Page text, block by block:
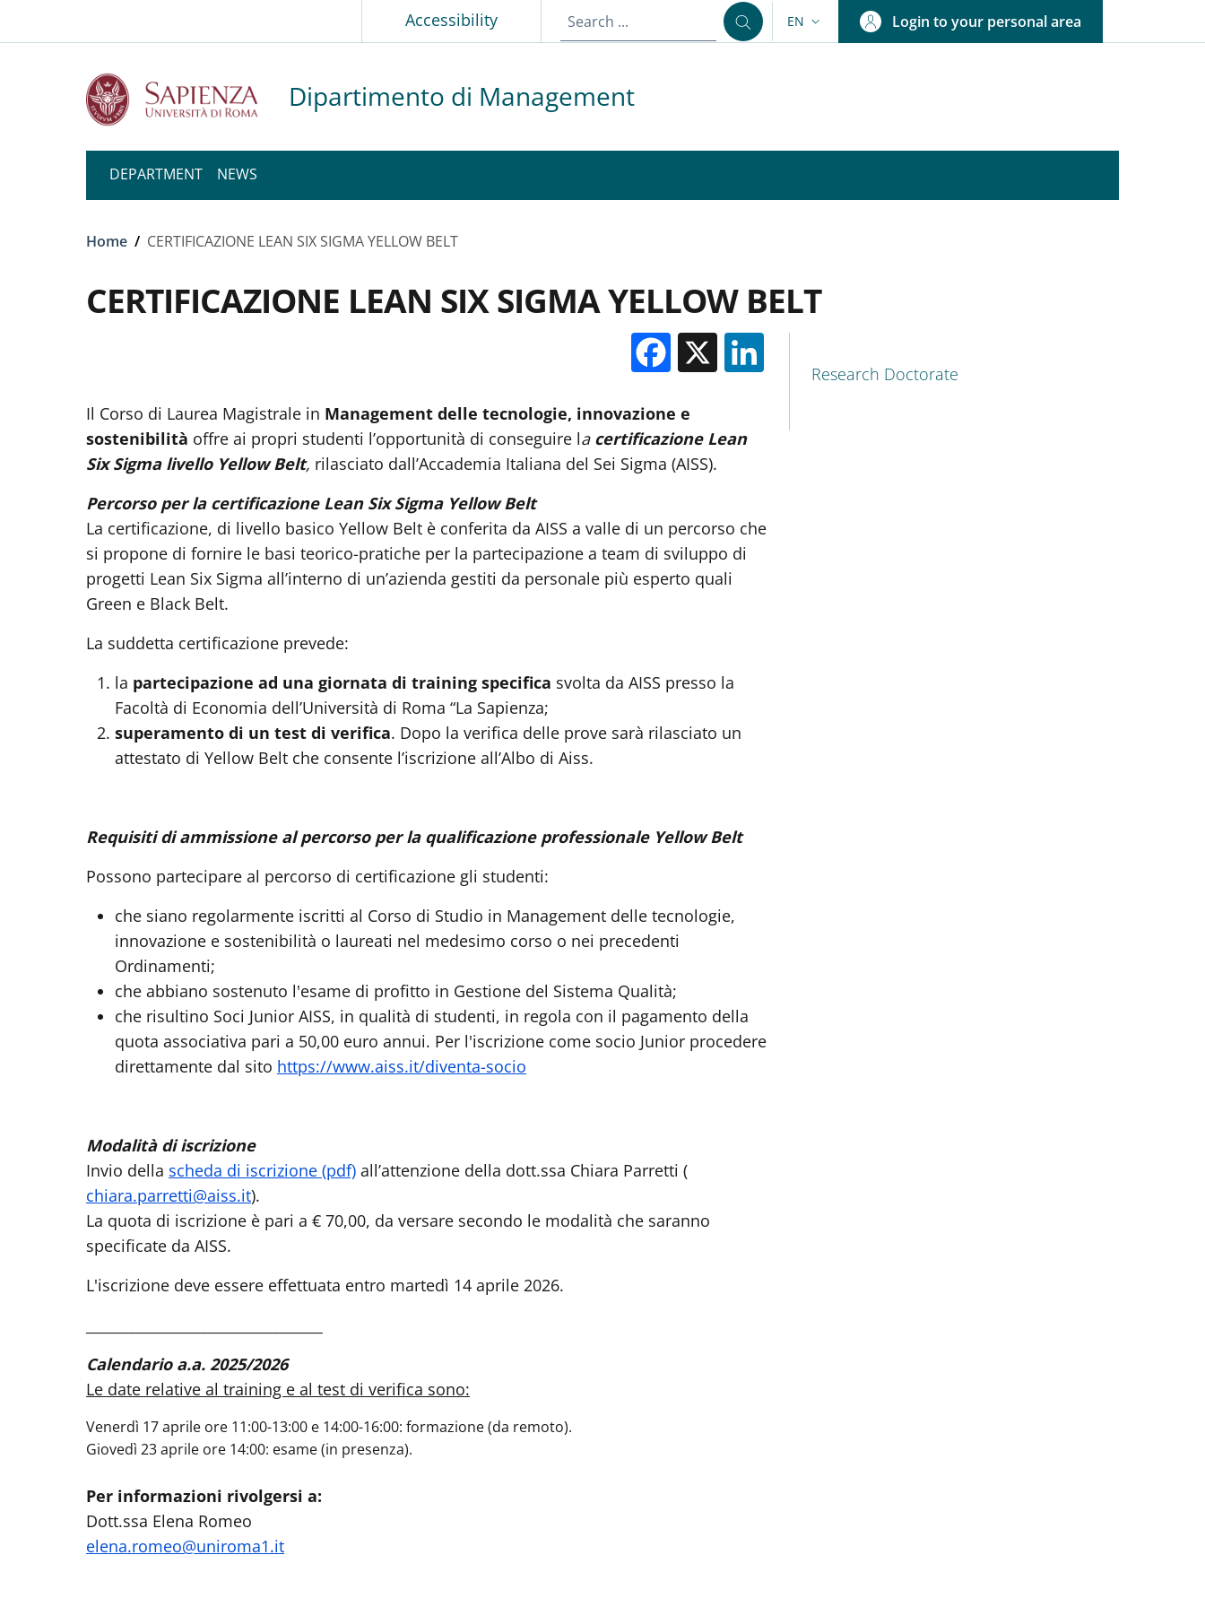
Slim topAccessibility LANGUAGE SWITCHER: CURRENT LANGUAGE
EN Login to your personal area
Dipartimento di Management
DEPARTMENT NEWS
Breadcrumb
Home / CERTIFICAZIONE LEAN SIX SIGMA YELLOW BELT
CERTIFICAZIONE LEAN SIX SIGMA YELLOW BELT
Facebook
X
Il Corso di Laurea Magistrale in Management delle tecnologie, innovazione e
sostenibilità offre ai propri studenti l’opportunità di conseguire la certificazione Lean
Six Sigma livello Yellow Belt, rilasciato dall’Accademia Italiana del Sei Sigma (AISS).
Percorso per la certificazione Lean Six Sigma Yellow Belt
La certificazione, di livello basico Yellow Belt è conferita da AISS a valle di un percorso che
si propone di fornire le basi teorico-pratiche per la partecipazione a team di sviluppo di
progetti Lean Six Sigma all’interno di un’azienda gestiti da personale più esperto quali
Green e Black Belt.
La suddetta certificazione prevede:
la partecipazione ad una giornata di training specifica svolta da AISS presso la
Facoltà di Economia dell’Università di Roma “La Sapienza;
superamento di un test di verifica. Dopo la verifica delle prove sarà rilasciato un
attestato di Yellow Belt che consente l’iscrizione all’Albo di Aiss.
Requisiti di ammissione al percorso per la qualificazione professionale Yellow Belt
Possono partecipare al percorso di certificazione gli studenti:
che siano regolarmente iscritti al Corso di Studio in Management delle tecnologie,
innovazione e sostenibilità o laureati nel medesimo corso o nei precedenti
Ordinamenti;
che abbiano sostenuto l'esame di profitto in Gestione del Sistema Qualità;
che risultino Soci Junior AISS, in qualità di studenti, in regola con il pagamento della
quota associativa pari a 50,00 euro annui. Per l'iscrizione come socio Junior procedere
direttamente dal sito https://www.aiss.it/diventa-socio
Modalità di iscrizione
Invio della scheda di iscrizione (pdf) all’attenzione della dott.ssa Chiara Parretti (
chiara.parretti@aiss.it).
La quota di iscrizione è pari a € 70,00, da versare secondo le modalità che saranno
specificate da AISS.
L'iscrizione deve essere effettuata entro martedì 14 aprile 2026.
Calendario a.a. 2025/2026
Le date relative al training e al test di verifica sono:
Venerdì 17 aprile ore 11:00-13:00 e 14:00-16:00: formazione (da remoto).
Giovedì 23 aprile ore 14:00: esame (in presenza).
Per informazioni rivolgersi a:
Dott.ssa Elena Romeo
elena.romeo@uniroma1.it
MENU CEV SECOND NAVIGATION
Research Doctorate